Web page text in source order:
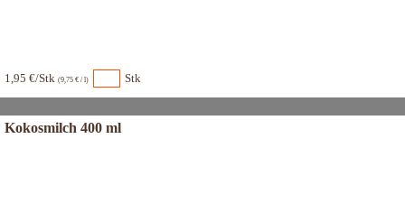
1,95 €/Stk (9,75 € / l) Stk
Kokosmilch 400 ml